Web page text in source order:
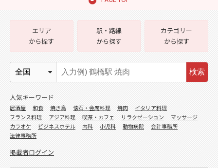
エリア
から探す
駅・路線
から探す
カテゴリー
から探す
検索
人気キーワード
居酒屋 和食 焼き鳥 懐石・会席料理 焼肉
イタリア料理
フランス料理
アジア料理 喫茶・カフェ リラクゼーション
マッサージ
カラオケ
ビジネスホテル 内科 小児科 動物病院
会計事務所
法律事務所
掲載者ログイン